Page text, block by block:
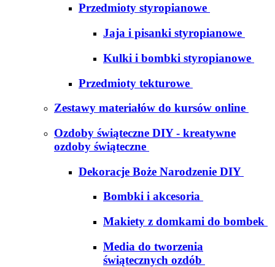
Przedmioty styropianowe
Jaja i pisanki styropianowe
Kulki i bombki styropianowe
Przedmioty tekturowe
Zestawy materiałów do kursów online
Ozdoby świąteczne DIY - kreatywne
ozdoby świąteczne
Dekoracje Boże Narodzenie DIY
Bombki i akcesoria
Makiety z domkami do bombek
Media do tworzenia
świątecznych ozdób